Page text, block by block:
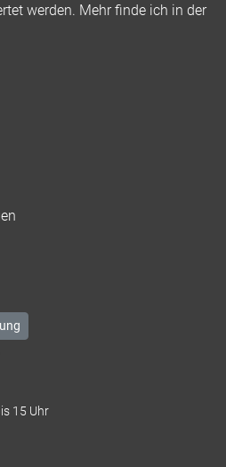
werden. Mehr finde ich in der
15 Uhr